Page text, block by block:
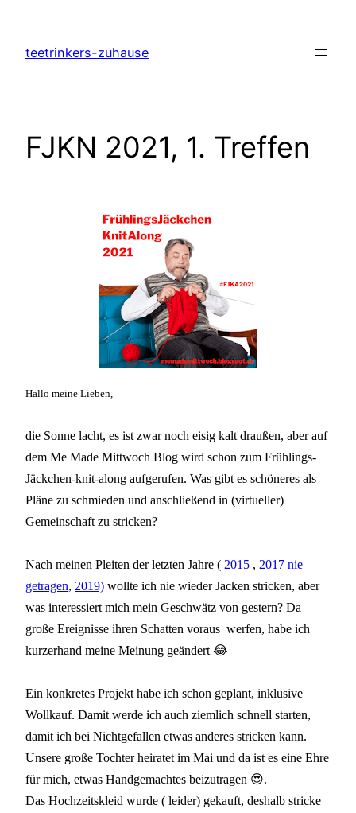
springen
teetrinkers-zuhause
FJKN 2021, 1. Treffen
Hallo meine Lieben,
die Sonne lacht, es ist zwar noch eisig kalt draußen, aber auf
dem Me Made Mittwoch Blog wird schon zum Frühlings-
Jäckchen-knit-along aufgerufen. Was gibt es schöneres als
Pläne zu schmieden und anschließend in (virtueller)
Gemeinschaft zu stricken?
Nach meinen Pleiten der letzten Jahre ( 2015 , 2017 nie
getragen, 2019) wollte ich nie wieder Jacken stricken, aber
was interessiert mich mein Geschwätz von gestern? Da
große Ereignisse ihren Schatten voraus werfen, habe ich
kurzerhand meine Meinung geändert 😂
Ein konkretes Projekt habe ich schon geplant, inklusive
Wollkauf. Damit werde ich auch ziemlich schnell starten,
damit ich bei Nichtgefallen etwas anderes stricken kann.
Unsere große Tochter heiratet im Mai und da ist es eine Ehre
für mich, etwas Handgemachtes beizutragen 😍.
Das Hochzeitskleid wurde ( leider) gekauft, deshalb stricke